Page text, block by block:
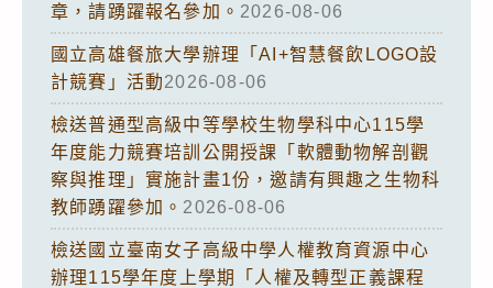
章，請踴躍報名參加。 2026-08-06
國立高雄餐旅大學辦理「AI+智慧餐飲LOGO設
計競賽」活動2026-08-06
檢送普通型高級中等學校生物學科中心115學
年度能力競賽培訓公開授課「軟體動物解剖觀
察與推理」實施計畫1份，邀請有興趣之生物科
教師踴躍參加。 2026-08-06
檢送國立臺南女子高級中學人權教育資源中心
辦理115學年度上學期「人權及轉型正義課程